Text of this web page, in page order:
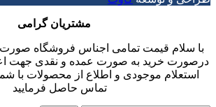
مشتریان گرامی
با سلام قیمت تمامی اجناس فروشگاه
درصورت خرید به صورت عمده و نقدی جهت
تماس حاصل فرمایید